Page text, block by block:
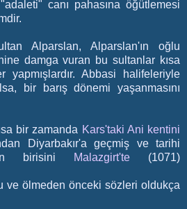
canı pahasına öğütlemesi
Alparslan, Alparslan'ın oğlu
damga vuran bu sultanlar kısa
yapmışlardır. Abbasi halifeleriyle
bir barış dönemi yaşanmasını
bir zamanda Kars'taki Ani kentini
Diyarbakır'a geçmiş ve tarihi
birisini
Malazgirt'te (1071)
ve ölmeden önceki sözleri oldukça